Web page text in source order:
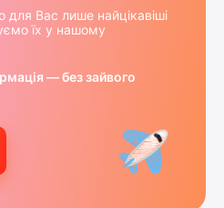
для Вас лише найцікавіші
їх у нашому
— без зайвого